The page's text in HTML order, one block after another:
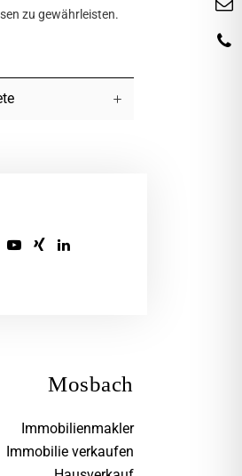
zu gewährleisten.
Mosbach
Immobilienmakler
Immobilie verkaufen